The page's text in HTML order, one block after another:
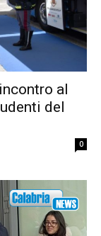
al
del
0